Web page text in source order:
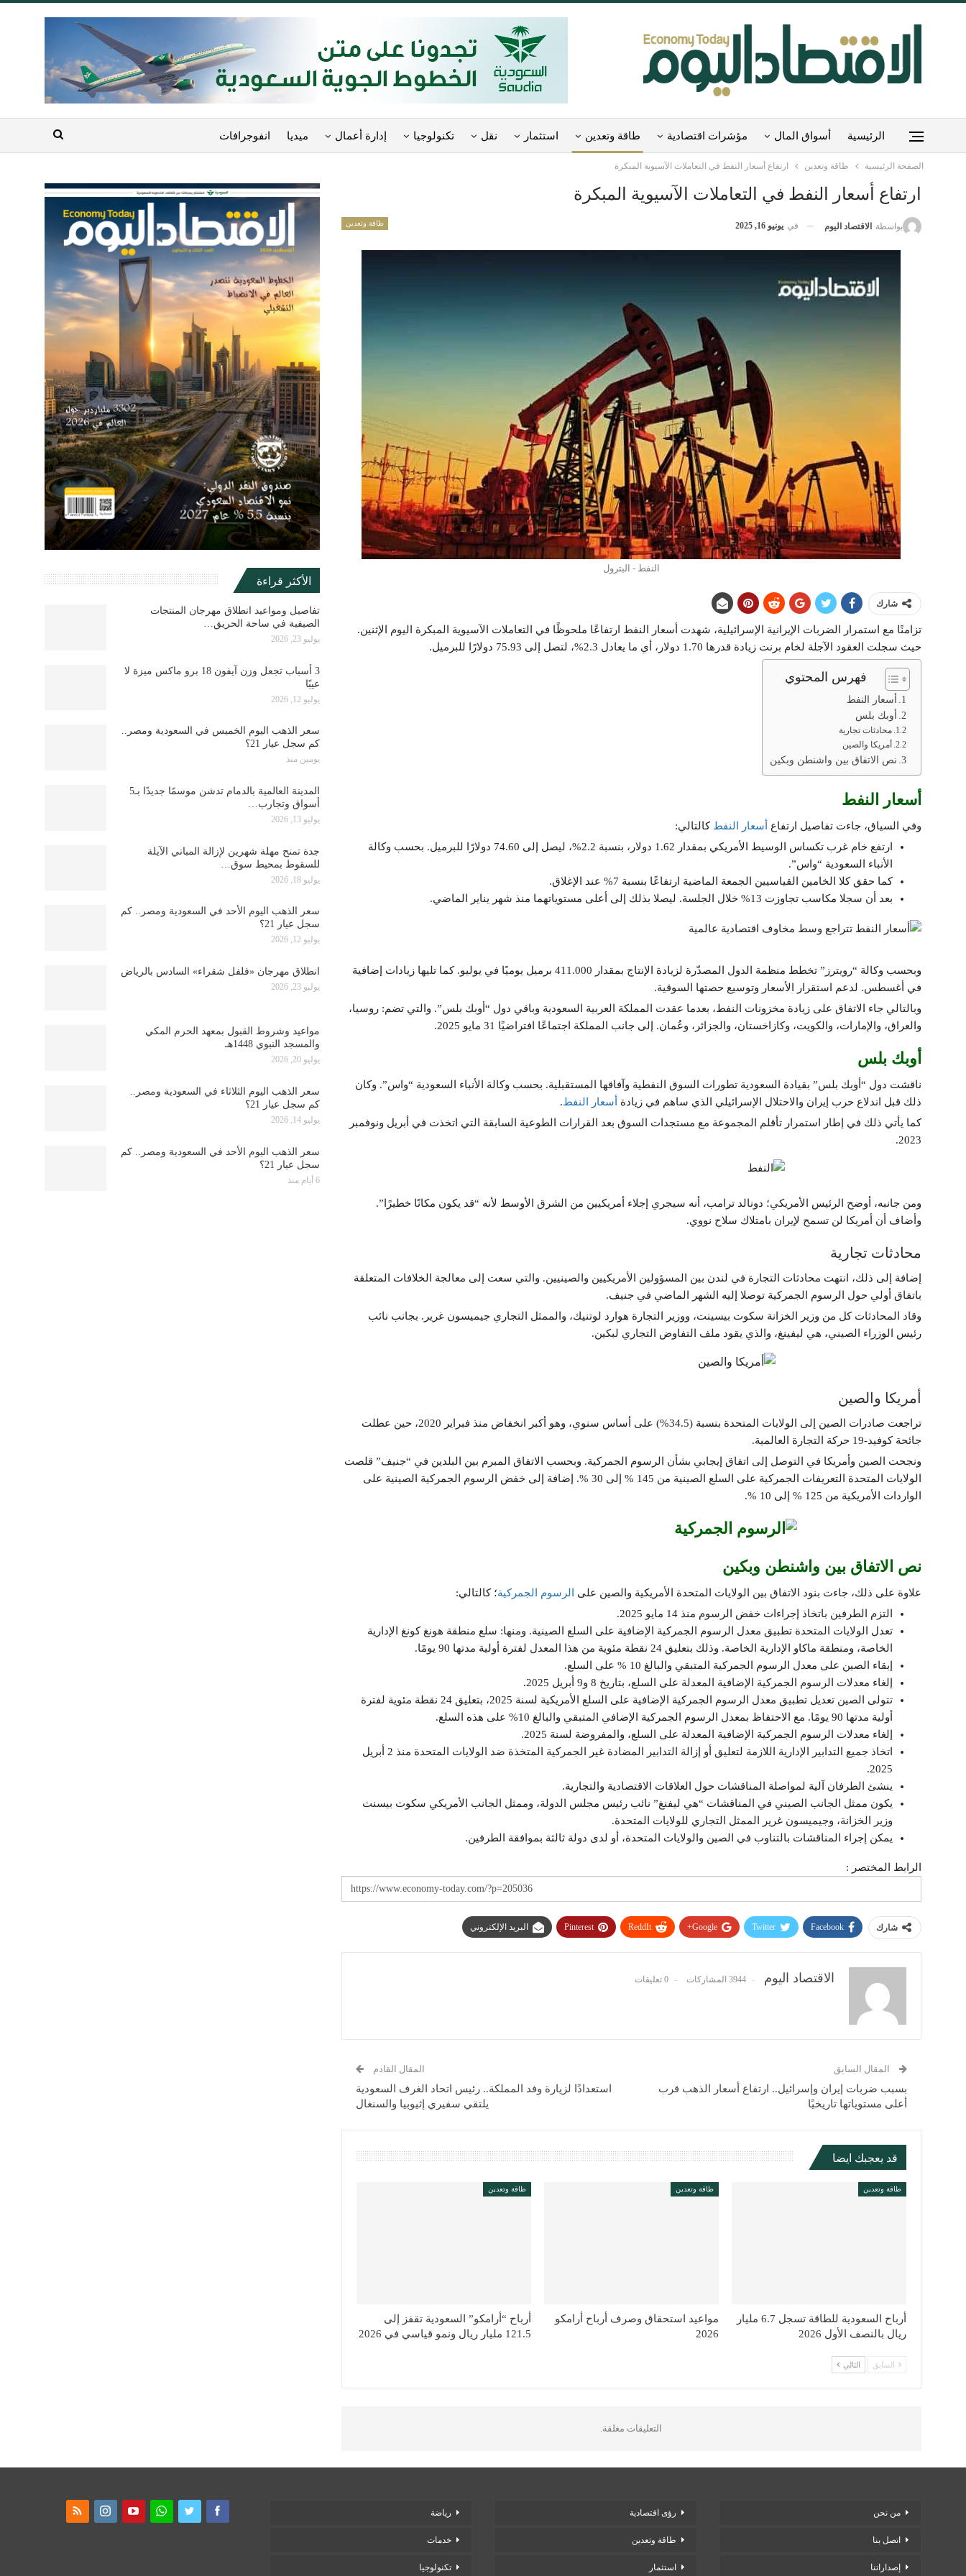
الرئيسية أسواق المال مؤشرات اقتصادية طاقة وتعدين استثمار نقل تكنولوجيا إدارة أعمال ميديا انفوجرافات
الصفحة الرئيسية طاقة وتعدين ‏ارتفاع أسعار النفط في التعاملات الآسيوية المبكرة
‏ارتفاع أسعار النفط في التعاملات الآسيوية المبكرة
طاقة وتعدين بواسطة الاقتصاد اليوم في يونيو 16, 2025
النفط - البترول
شارك
تزامنًا مع استمرار الضربات الإيرانية الإسرائيلية، شهدت أسعار النفط ارتفاعًا ملحوظًا في التعاملات الآسيوية المبكرة اليوم الإثنين.
حيث سجلت العقود الآجلة لخام برنت زيادة قدرها 1.70 دولار، أي ما يعادل 2.3%، لتصل إلى 75.93 دولارًا للبرميل.
فهرس المحتوي
أسعار النفط
أوبك بلس
محادثات تجارية
أمريكا والصين
نص الاتفاق بين واشنطن وبكين
أسعار النفط
وفي السياق، جاءت تفاصيل ارتفاع أسعار النفط كالتالي:
ارتفع خام غرب تكساس الوسيط الأمريكي بمقدار 1.62 دولار، بنسبة 2.2%، ليصل إلى 74.60 دولارًا للبرميل. بحسب وكالة
الأنباء السعودية “واس”.
كما حقق كلا الخامين القياسيين الجمعة الماضية ارتفاعًا بنسبة 7% عند الإغلاق.
بعد أن سجلا مكاسب تجاوزت 13% خلال الجلسة. ليصلا بذلك إلى أعلى مستوياتهما منذ شهر يناير الماضي.
وبحسب وكالة “رويترز” تخطط منظمة الدول المصدّرة لزيادة الإنتاج بمقدار 411.000 برميل يوميًا في يوليو. كما تليها زيادات إضافية
في أغسطس. لدعم استقرار الأسعار وتوسيع حصتها السوقية.
وبالتالي جاء الاتفاق على زيادة مخزونات النفط، بعدما عقدت المملكة العربية السعودية وباقي دول “أوبك بلس”. والتي تضم: روسيا،
والعراق، والإمارات، والكويت، وكازاخستان، والجزائر، وعُمان. إلى جانب المملكة اجتماعًا افتراضيًا 31 مايو 2025.
أوبك بلس
ناقشت دول “أوبك بلس” بقيادة السعودية تطورات السوق النفطية وآفاقها المستقبلية. بحسب وكالة الأنباء السعودية “واس”. وكان
ذلك قبل اندلاع حرب إيران والاحتلال الإسرائيلي الذي ساهم في زيادة
أسعار النفط.
كما يأتي ذلك في إطار استمرار تأقلم المجموعة مع مستجدات السوق بعد القرارات الطوعية السابقة التي اتخذت في أبريل ونوفمبر
2023.
ومن جانبه، أوضح الرئيس الأمريكي؛ دونالد ترامب، أنه سيجري إجلاء أمريكيين من الشرق الأوسط لأنه “قد يكون مكانًا خطيرًا”.
وأضاف أن أمريكا لن تسمح لإيران بامتلاك سلاح نووي.
محادثات تجارية
إضافة إلى ذلك، انتهت محادثات التجارة في لندن بين المسؤولين الأمريكيين والصينيين. والتي سعت إلى معالجة الخلافات المتعلقة
باتفاق أولي حول الرسوم الجمركية توصلا إليه الشهر الماضي في جنيف.
وقاد المحادثات كل من وزير الخزانة سكوت بيسينت، ووزير التجارة هوارد لوتنيك، والممثل التجاري جيميسون غرير. بجانب نائب
رئيس الوزراء الصيني، هي ليفينغ، والذي يقود ملف التفاوض التجاري لبكين.
أمريكا والصين
تراجعت صادرات الصين إلى الولايات المتحدة بنسبة (34.5%) على أساس سنوي، وهو أكبر انخفاض منذ فبراير 2020، حين عطلت
جائحة كوفيد-19 حركة التجارة العالمية.
ونجحت الصين وأمريكا في التوصل إلى اتفاق إيجابي بشأن الرسوم الجمركية. وبحسب الاتفاق المبرم بين البلدين في “جنيف” قلصت
الولايات المتحدة التعريفات الجمركية على السلع الصينية من 145 % إلى 30 %. إضافة إلى خفض الرسوم الجمركية الصينية على
الواردات الأمريكية من 125 % إلى 10 %.
نص الاتفاق بين واشنطن وبكين
علاوة على ذلك، جاءت بنود الاتفاق بين الولايات المتحدة الأمريكية والصين على الرسوم الجمركية؛ كالتالي:
التزم الطرفين باتخاذ إجراءات خفض الرسوم منذ 14 مايو 2025.
تعدل الولايات المتحدة تطبيق معدل الرسوم الجمركية الإضافية على السلع الصينية. ومنها: سلع منطقة هونغ كونغ الإدارية
الخاصة، ومنطقة ماكاو الإدارية الخاصة. وذلك بتعليق 24 نقطة مئوية من هذا المعدل لفترة أولية مدتها 90 يومًا.
إبقاء الصين على معدل الرسوم الجمركية المتبقي والبالغ 10 % على السلع.
إلغاء معدلات الرسوم الجمركية الإضافية المعدلة على السلع، بتاريخ 8 و9 أبريل 2025.
تتولى الصين تعديل تطبيق معدل الرسوم الجمركية الإضافية على السلع الأمريكية لسنة 2025، بتعليق 24 نقطة مئوية لفترة
أولية مدتها 90 يومًا. مع الاحتفاظ بمعدل الرسوم الجمركية الإضافي المتبقي والبالغ 10% على هذه السلع.
إلغاء معدلات الرسوم الجمركية الإضافية المعدلة على السلع، والمفروضة لسنة 2025.
اتخاذ جميع التدابير الإدارية اللازمة لتعليق أو إزالة التدابير المضادة غير الجمركية المتخذة ضد الولايات المتحدة منذ 2 أبريل
2025.
ينشئ الطرفان آلية لمواصلة المناقشات حول العلاقات الاقتصادية والتجارية.
يكون ممثل الجانب الصيني في المناقشات “هي ليفنغ” نائب رئيس مجلس الدولة، وممثل الجانب الأمريكي سكوت بيسنت
وزير الخزانة، وجيميسون غرير الممثل التجاري للولايات المتحدة.
يمكن إجراء المناقشات بالتناوب في الصين والولايات المتحدة، أو لدى دولة ثالثة بموافقة الطرفين.
الرابط المختصر :
شارك Facebook
Twitter
Google+
ReddIt
Pinterest البريد الإلكتروني
الاقتصاد اليوم 3944 المشاركات 0 تعليقات
المقال السابق
بسبب ضربات إيران وإسرائيل.. ‏ارتفاع أسعار الذهب قرب
أعلى مستوياتها تاريخيًا
المقال القادم
استعدادًا لزيارة وفد المملكة.. رئيس اتحاد الغرف السعودية
يلتقي سفيري إثيوبيا والسنغال
قد يعجبك ايضا
طاقة وتعدين
أرباح السعودية للطاقة تسجل 6.7 مليار
ريال بالنصف الأول 2026
طاقة وتعدين
مواعيد استحقاق وصرف أرباح أرامكو
2026
طاقة وتعدين
أرباح “أرامكو” السعودية تقفز إلى
121.5 مليار ريال ونمو قياسي في 2026
السابق التالي
التعليقات مغلقة.
الأكثر قراءة
تفاصيل ومواعيد انطلاق مهرجان المنتجات
الصيفية في ساحة الحريق…
يوليو 23, 2026
3 أسباب تجعل وزن آيفون 18 برو ماكس ميزة لا
عيبًا
يوليو 12, 2026
سعر الذهب اليوم الخميس في السعودية ومصر..
كم سجل عيار 21؟
يومين منذ
المدينة العالمية بالدمام تدشن موسمًا جديدًا بـ5
أسواق وتجارب…
يوليو 13, 2026
جدة تمنح مهلة شهرين لإزالة المباني الآيلة
للسقوط بمحيط سوق…
يوليو 18, 2026
سعر الذهب اليوم الأحد في السعودية ومصر.. كم
سجل عيار 21؟
يوليو 12, 2026
انطلاق مهرجان «فلفل شقراء» السادس بالرياض
يوليو 23, 2026
مواعيد وشروط القبول بمعهد الحرم المكي
والمسجد النبوي 1448هـ
يوليو 20, 2026
سعر الذهب اليوم الثلاثاء في السعودية ومصر..
كم سجل عيار 21؟
يوليو 14, 2026
سعر الذهب اليوم الأحد في السعودية ومصر.. كم
سجل عيار 21؟
6 أيام منذ
من نحن
اتصل بنا
إصداراتنا
رؤى اقتصادية
طاقة وتعدين
استثمار
رياضة
خدمات
تكنولوجيا